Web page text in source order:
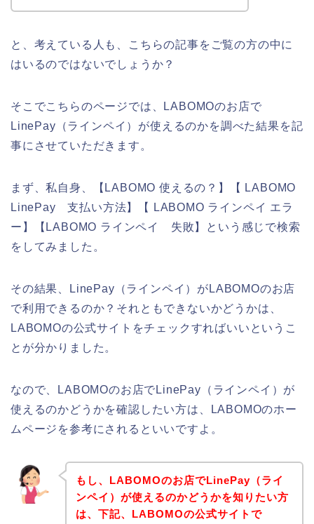
と、考えている人も、こちらの記事をご覧の方の中に
はいるのではないでしょうか？
そこでこちらのページでは、LABOMOのお店で
LinePay（ラインペイ）が使えるのかを調べた結果を記
事にさせていただきます。
まず、私自身、【LABOMO 使えるの？】【 LABOMO
LinePay 支払い方法】【 LABOMO ラインペイ エラ
ー】【LABOMO ラインペイ 失敗】という感じで検索
をしてみました。
その結果、LinePay（ラインペイ）がLABOMOのお店
で利用できるのか？それともできないかどうかは、
LABOMOの公式サイトをチェックすればいいというこ
とが分かりました。
なので、LABOMOのお店でLinePay（ラインペイ）が
使えるのかどうかを確認したい方は、LABOMOのホー
ムページを参考にされるといいですよ。
もし、LABOMOのお店でLinePay（ライ
ンペイ）が使えるのかどうかを知りたい方
は、下記、LABOMOの公式サイトで